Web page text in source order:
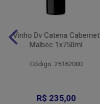
Vinho Dv Catena Cabernet
Malbec 1x750ml
Código: 25162000
R$ 235,00